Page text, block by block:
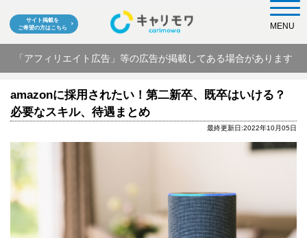
サイト掲載を
ご希望の方はこちら
「アフィリエイト広告」等の広告が掲載してある場合があります
MENU
amazonに採用されたい！第二新卒、既卒はいける？
必要なスキル、待遇まとめ
最終更新日:2022年10月05日